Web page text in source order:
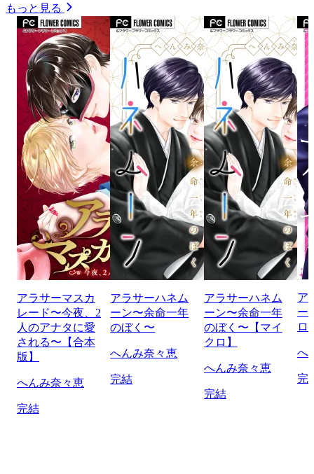
もっと見る
アラサーマスカ
レード〜今夜、2
人のアナタに愛
される〜【合本
版】
へんみ奈々恵
完結
アラサーハネム
ーン〜余命一年
のぼく〜
へんみ奈々恵
完結
アラサーハネム
ーン〜余命一年
のぼく〜【マイ
クロ】
へんみ奈々恵
完結
ア
ー
ロ
へ
完